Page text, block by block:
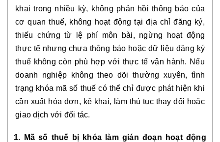
khai trong nhiều kỳ, không phản hồi thông báo của
cơ quan thuế, không hoạt động tại địa chỉ đăng ký,
thiếu chứng từ lệ phí môn bài, ngừng hoạt động
thực tế nhưng chưa thông báo hoặc dữ liệu đăng ký
thuế không còn phù hợp với thực tế vận hành. Nếu
doanh nghiệp không theo dõi thường xuyên, tình
trạng khóa mã số thuế có thể chỉ được phát hiện khi
cần xuất hóa đơn, kê khai, làm thủ tục thay đổi hoặc
giao dịch với đối tác.
1. Mã số thuế bị khóa làm gián đoạn hoạt động